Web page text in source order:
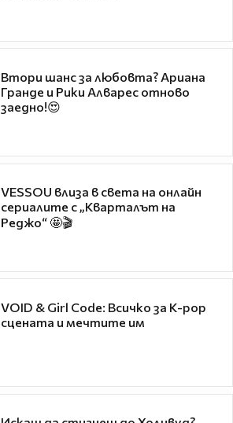
Втори шанс за любовта? Ариана
Гранде и Рики Алварес отново
заедно!😍
VESSOU влиза в света на онлайн
сериалите с „Кварталът на
Реджо“ 🤩🎬
VOID & Girl Code: Всичко за K-pop
сцената и мечтите им